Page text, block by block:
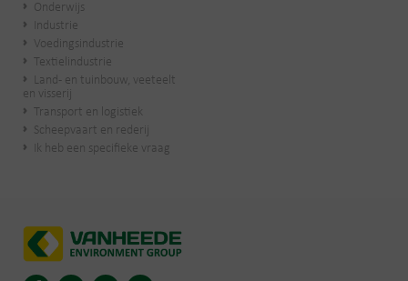
Onderwijs
Industrie
Voedingsindustrie
Textielindustrie
Land- en tuinbouw, veeteelt
en visserij
Transport en logistiek
Scheepvaart en rederij
Ik heb een specifieke vraag